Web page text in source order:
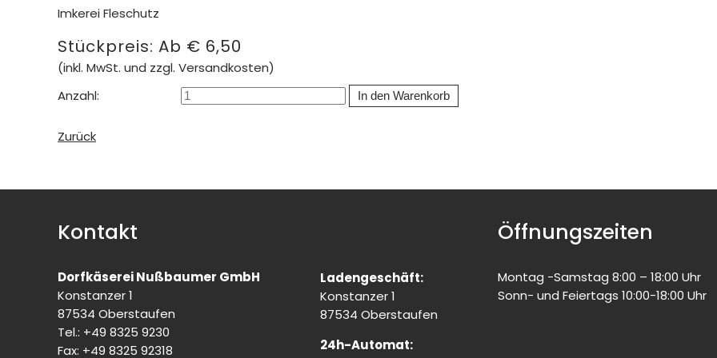
Imkerei Fleschutz
Stückpreis: Ab € 6,50
(inkl. MwSt. und zzgl. Versandkosten)
Anzahl:
Zurück
Kontakt
Dorfkäserei Nußbaumer GmbH
Konstanzer 1
87534 Oberstaufen
Tel.: +49 8325 9230
Fax: +49 8325 92318
Ladengeschäft:
Konstanzer 1
87534 Oberstaufen
24h-Automat:
Öffnungszeiten
Montag -Samstag 8:00 – 18:00 Uhr
Sonn- und Feiertags 10:00-18:00 Uhr